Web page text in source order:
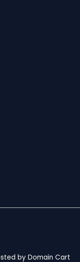
by Domain Cart